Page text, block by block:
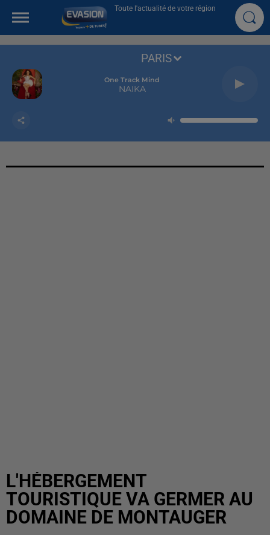
Toute l'actualité de votre région
One Track Mind
NAIKA
PARIS
L'HÉBERGEMENT
TOURISTIQUE VA GERMER AU
DOMAINE DE MONTAUGER